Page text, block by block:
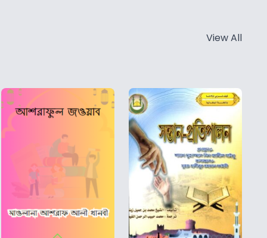
View All